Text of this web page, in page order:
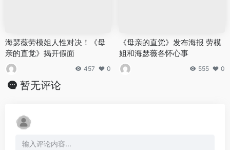
海瑟薇劳模姐人性对决！《母
亲的直觉》揭开假面
457 0
《母亲的直觉》发布海报 劳模
姐和海瑟薇各怀心事
555 0
暂无评论